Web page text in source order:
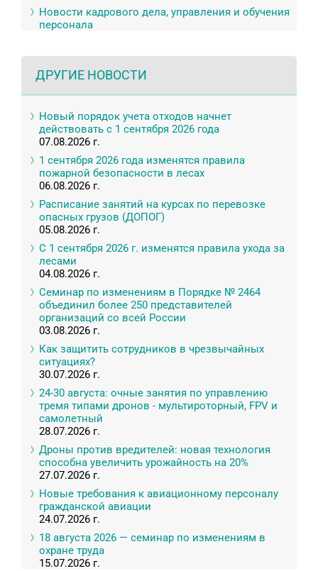
Новости кадрового дела, управления и обучения
персонала
ДРУГИЕ НОВОСТИ
Новый порядок учета отходов начнет
действовать с 1 сентября 2026 года
07.08.2026 г.
1 сентября 2026 года изменятся правила
пожарной безопасности в лесах
06.08.2026 г.
Расписание занятий на курсах по перевозке
опасных грузов (ДОПОГ)
05.08.2026 г.
С 1 сентября 2026 г. изменятся правила ухода за
лесами
04.08.2026 г.
Семинар по изменениям в Порядке № 2464
объединил более 250 представителей
организаций со всей России
03.08.2026 г.
Как защитить сотрудников в чрезвычайных
ситуациях?
30.07.2026 г.
24-30 августа: очные занятия по управлению
тремя типами дронов - мультироторный, FPV и
самолетный
28.07.2026 г.
Дроны против вредителей: новая технология
способна увеличить урожайность на 20%
27.07.2026 г.
Новые требования к авиационному персоналу
гражданской авиации
24.07.2026 г.
18 августа 2026 — семинар по изменениям в
охране труда
15.07.2026 г.